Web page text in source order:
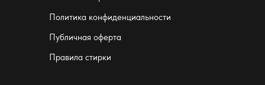
Политика конфиденциальности
Публичная оферта
Правила стирки